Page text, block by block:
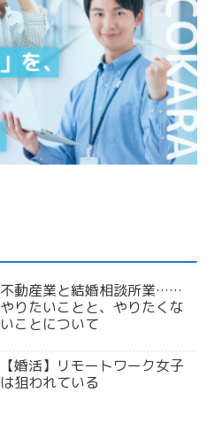
不動産業と結婚相談所業……
やりたいことと、やりたくな
いことについて
【婚活】リモートワーク女子
は狙われている